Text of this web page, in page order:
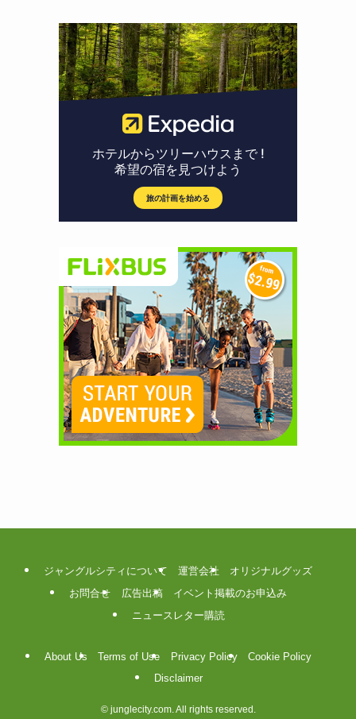
ジャングルシティについて 運営会社
オリジナルグッズ
お問合せ
広告出稿
イベント掲載のお申込み
ニュースレター購読
About Us Terms of Use Privacy Policy
Cookie Policy
Disclaimer
©junglecity.com. All rights reserved.